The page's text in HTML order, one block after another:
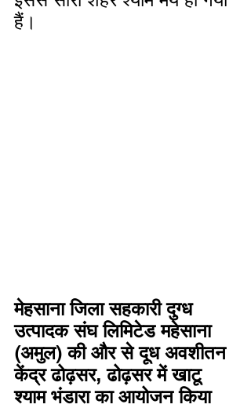
हैं।
मेहसाना जिला सहकारी दुग्ध
उत्पादक संघ लिमिटेड महेसाना
(अमुल) की और से दूध अवशीतन
केंद्र ढोढ़सर, ढोढ़सर में खाटू
श्याम भंडारा का आयोजन किया